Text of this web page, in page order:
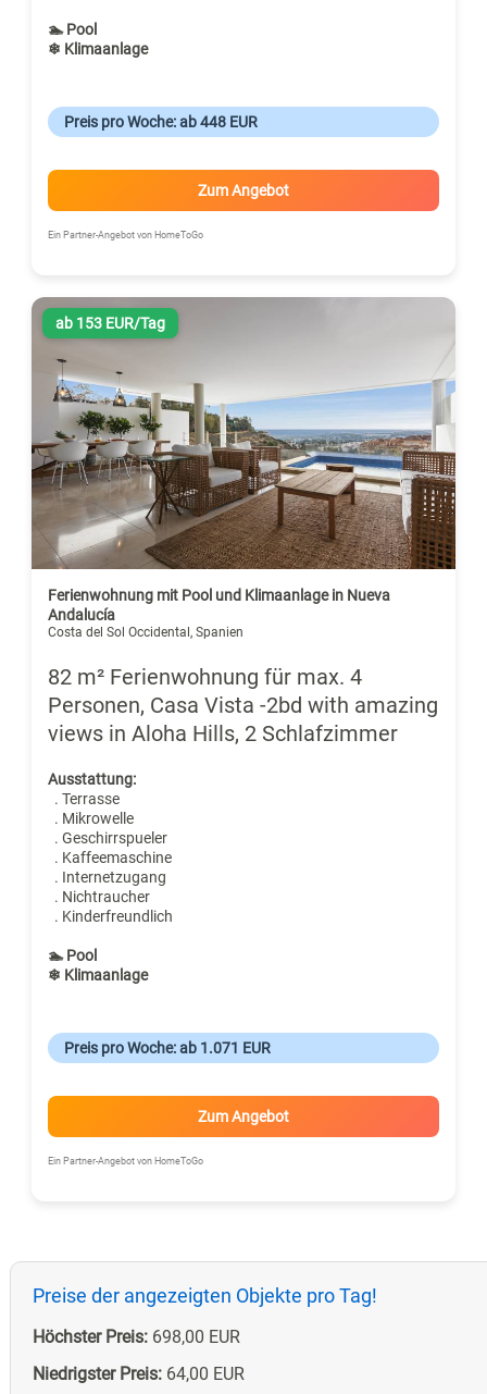
🏊 Pool
❄ Klimaanlage
Preis pro Woche: ab 448 EUR
Zum Angebot
Ein Partner-Angebot von HomeToGo
ab 153 EUR/Tag
Ferienwohnung mit Pool und Klimaanlage in Nueva
Andalucía
Costa del Sol Occidental, Spanien
82 m² Ferienwohnung für max. 4
Personen, Casa Vista -2bd with amazing
views in Aloha Hills, 2 Schlafzimmer
Ausstattung:
. Terrasse
. Mikrowelle
. Geschirrspueler
. Kaffeemaschine
. Internetzugang
. Nichtraucher
. Kinderfreundlich
🏊 Pool
❄ Klimaanlage
Preis pro Woche: ab 1.071 EUR
Zum Angebot
Ein Partner-Angebot von HomeToGo
Preise der angezeigten Objekte pro Tag!
Höchster Preis:698,00 EUR
Niedrigster Preis:64,00 EUR